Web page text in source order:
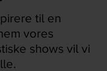
til en
vores
shows vil vi